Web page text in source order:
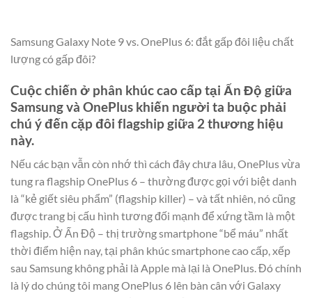
Samsung Galaxy Note 9 vs. OnePlus 6: đắt gấp đôi liệu chất
lượng có gấp đôi?
Cuộc chiến ở phân khúc cao cấp tại Ấn Độ giữa
Samsung và OnePlus khiến người ta buộc phải
chú ý đến cặp đôi flagship giữa 2 thương hiệu
này.
Nếu các bạn vẫn còn nhớ thì cách đây chưa lâu, OnePlus vừa
tung ra flagship OnePlus 6 – thường được gọi với biệt danh
là “kẻ giết siêu phẩm” (flagship killer) – và tất nhiên, nó cũng
được trang bị cấu hình tương đối mạnh để xứng tầm là một
flagship. Ở Ấn Độ – thị trường smartphone “bể máu” nhất
thời điểm hiện nay, tại phân khúc smartphone cao cấp, xếp
sau Samsung không phải là Apple mà lại là OnePlus. Đó chính
là lý do chúng tôi mang OnePlus 6 lên bàn cân với Galaxy